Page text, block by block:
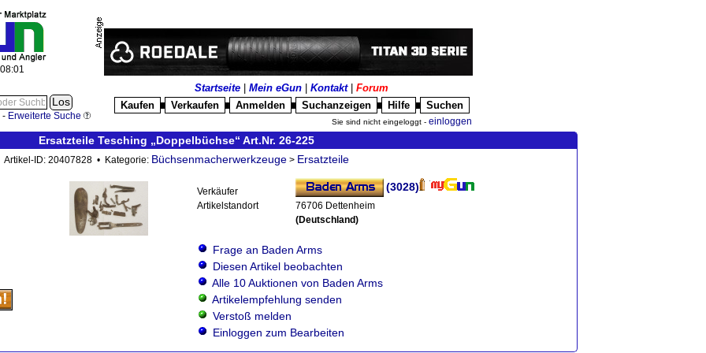
- Erweiterte Suche
Startseite Mein eGun Kontakt| Forum
Kaufen
Verkaufen Anmelden Suchanzeigen Hilfe Suchen
Sie sind nicht eingeloggt - einloggen
Ersatzteile Tesching „Doppelbüchse“ Art.Nr. 26-225
Artikel-ID: 20407828 • Kategorie: Büchsenmacherwerkzeuge > Ersatzteile
Verkäufer (3028)
Artikelstandort
76706 Dettenheim
(Deutschland)
Frage an Baden Arms
Diesen Artikel beobachten
Alle 10 Auktionen von Baden Arms
Artikelempfehlung senden
Verstoß melden
Einloggen zum Bearbeiten